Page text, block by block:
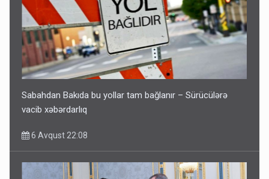
Sabahdan Bakıda bu yollar tam bağlanır – Sürücülərə
vacib xəbərdarlıq
6 Avqust 22:08